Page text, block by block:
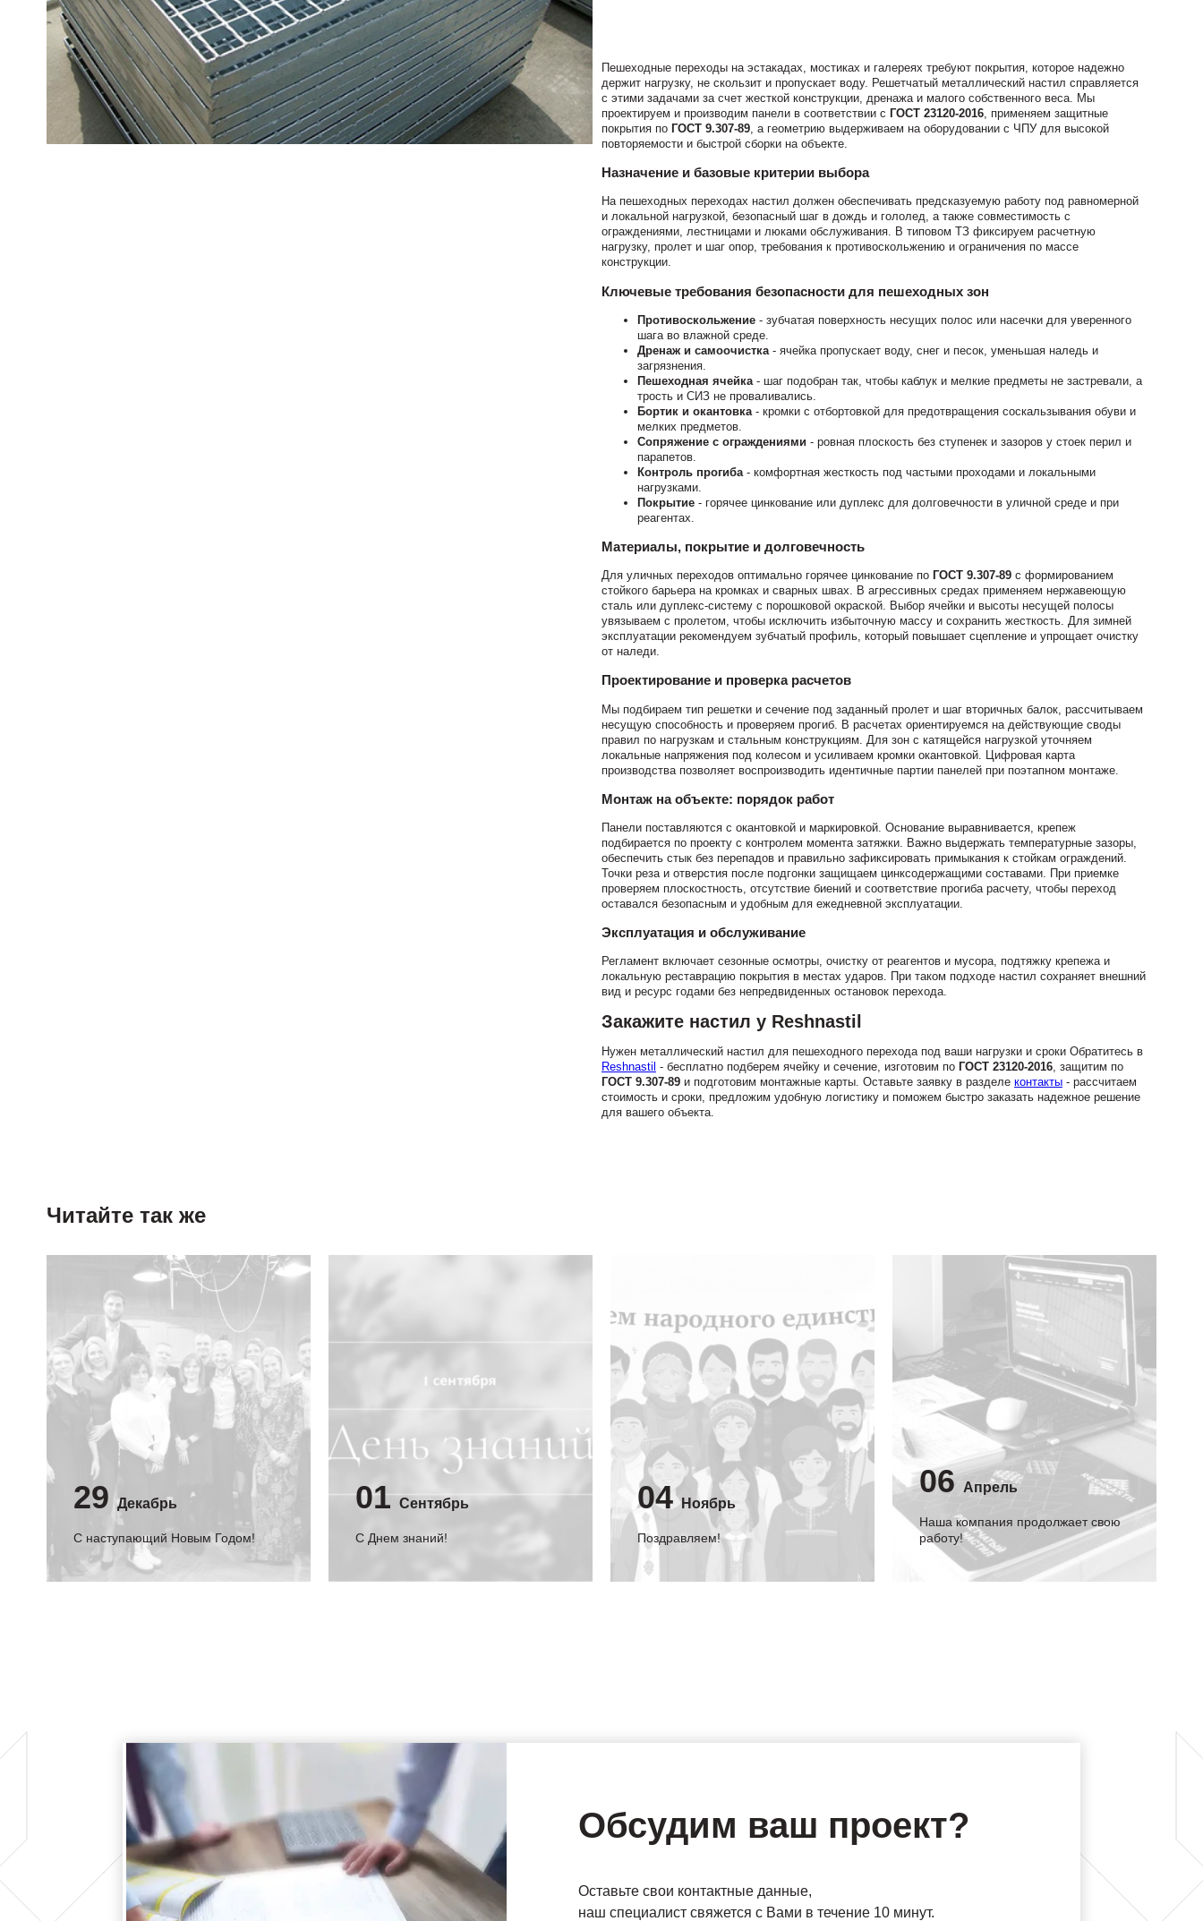
Пешеходные переходы на эстакадах, мостиках и галереях требуют покрытия, которое надежно
держит нагрузку, не скользит и пропускает воду. Решетчатый металлический настил справляется
с этими задачами за счет жесткой конструкции, дренажа и малого собственного веса. Мы
проектируем и производим панели в соответствии с ГОСТ 23120-2016, применяем защитные
покрытия по ГОСТ 9.307-89, а геометрию выдерживаем на оборудовании с ЧПУ для высокой
повторяемости и быстрой сборки на объекте.
Назначение и базовые критерии выбора
На пешеходных переходах настил должен обеспечивать предсказуемую работу под равномерной
и локальной нагрузкой, безопасный шаг в дождь и гололед, а также совместимость с
ограждениями, лестницами и люками обслуживания. В типовом ТЗ фиксируем расчетную
нагрузку, пролет и шаг опор, требования к противоскольжению и ограничения по массе
конструкции.
Ключевые требования безопасности для пешеходных зон
Противоскольжение - зубчатая поверхность несущих полос или насечки для уверенного
шага во влажной среде.
Дренаж и самоочистка - ячейка пропускает воду, снег и песок, уменьшая наледь и
загрязнения.
Пешеходная ячейка - шаг подобран так, чтобы каблук и мелкие предметы не застревали, а
трость и СИЗ не проваливались.
Бортик и окантовка - кромки с отбортовкой для предотвращения соскальзывания обуви и
мелких предметов.
Сопряжение с ограждениями - ровная плоскость без ступенек и зазоров у стоек перил и
парапетов.
Контроль прогиба - комфортная жесткость под частыми проходами и локальными
нагрузками.
Покрытие - горячее цинкование или дуплекс для долговечности в уличной среде и при
реагентах.
Материалы, покрытие и долговечность
Для уличных переходов оптимально горячее цинкование по ГОСТ 9.307-89 с формированием
стойкого барьера на кромках и сварных швах. В агрессивных средах применяем нержавеющую
сталь или дуплекс-систему с порошковой окраской. Выбор ячейки и высоты несущей полосы
увязываем с пролетом, чтобы исключить избыточную массу и сохранить жесткость. Для зимней
эксплуатации рекомендуем зубчатый профиль, который повышает сцепление и упрощает очистку
от наледи.
Проектирование и проверка расчетов
Мы подбираем тип решетки и сечение под заданный пролет и шаг вторичных балок, рассчитываем
несущую способность и проверяем прогиб. В расчетах ориентируемся на действующие своды
правил по нагрузкам и стальным конструкциям. Для зон с катящейся нагрузкой уточняем
локальные напряжения под колесом и усиливаем кромки окантовкой. Цифровая карта
производства позволяет воспроизводить идентичные партии панелей при поэтапном монтаже.
Монтаж на объекте: порядок работ
Панели поставляются с окантовкой и маркировкой. Основание выравнивается, крепеж
подбирается по проекту с контролем момента затяжки. Важно выдержать температурные зазоры,
обеспечить стык без перепадов и правильно зафиксировать примыкания к стойкам ограждений.
Точки реза и отверстия после подгонки защищаем цинксодержащими составами. При приемке
проверяем плоскостность, отсутствие биений и соответствие прогиба расчету, чтобы переход
оставался безопасным и удобным для ежедневной эксплуатации.
Эксплуатация и обслуживание
Регламент включает сезонные осмотры, очистку от реагентов и мусора, подтяжку крепежа и
локальную реставрацию покрытия в местах ударов. При таком подходе настил сохраняет внешний
вид и ресурс годами без непредвиденных остановок перехода.
Закажите настил у Reshnastil
Нужен металлический настил для пешеходного перехода под ваши нагрузки и сроки Обратитесь в
Reshnastil - бесплатно подберем ячейку и сечение, изготовим по ГОСТ 23120-2016 , защитим по
ГОСТ 9.307-89 и подготовим монтажные карты. Оставьте заявку в разделе контакты - рассчитаем
стоимость и сроки, предложим удобную логистику и поможем быстро заказать надежное решение
для вашего объекта.
Читайте так же
29 Декабрь
С наступающий Новым Годом!
01 Сентябрь
C Днем знаний!
04 Ноябрь
Поздравляем!
06 Апрель
Наша компания продолжает свою
работу!
Обсудим ваш проект?
Оставьте свои контактные данные,
наш специалист свяжется с Вами в течение 10 минут.